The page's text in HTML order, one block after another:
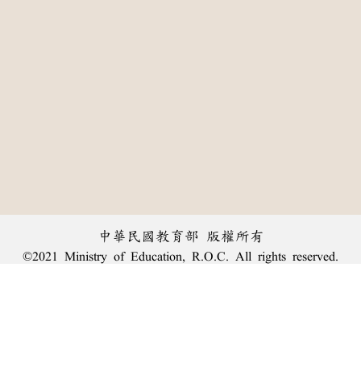
中華民國教育部 版權所有
©2021 Ministry of Education, R.O.C. All rights reserved.